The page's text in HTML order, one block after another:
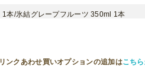
本/氷結グレープフルーツ 350ml 1本
本/伊勢角屋麦酒 ヒメホワイト 缶 350ml 1本
ンクあわせ買いオプションの追加はこち